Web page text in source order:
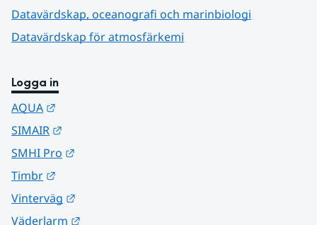
Datavärdskap, oceanografi och marinbiologi
Datavärdskap för atmosfärkemi
Logga in
AQUA
SIMAIR
SMHI Pro
Timbr
Vinterväg
Väderlarm